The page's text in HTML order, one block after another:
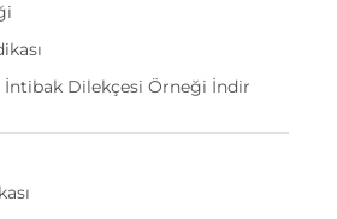
Dilekçesi Örneği İndir